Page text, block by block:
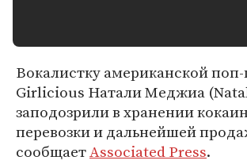
Вокалистку американской
Girlicious Натали Меджиа
заподозрили в хранении
перевозки и дальнейшей
сообщаетAssociated Press.